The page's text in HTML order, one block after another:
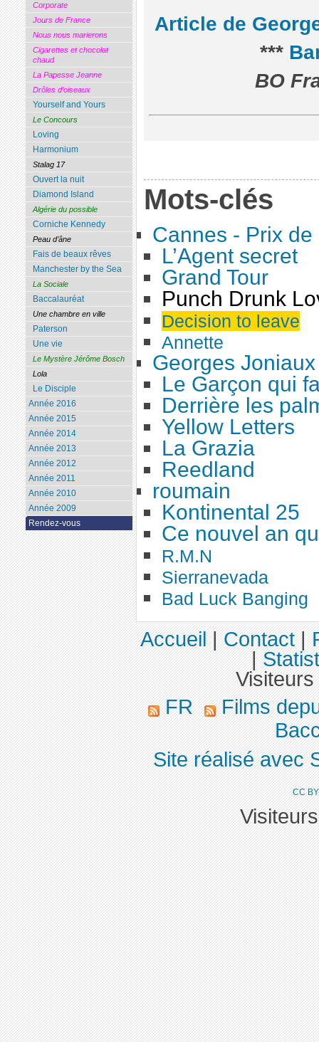
Article de
***
BO
Mots-clés
Cannes - Prix
L’Agent secret
Grand Tour
Punch Drunk
Decision to leave
Annette
Georges Joniaux
Le Garçon qui
Derrière les
Yellow Letters
La Grazia
Reedland
roumain
Kontinental 25
Ce nouvel an
R.M.N
Sierranevada
Bad Luck Banging
Corporate
Jours de France
Nous nous marierons
Cigarettes et chocolat
chaud
La Papesse Jeanne
Drôles d’oiseaux
Yourself and Yours
Le Concours
Loving
Harmonium
Stalag 17
Ouvert la nuit
Diamond Island
Algérie du possible
Corniche Kennedy
Peau d’âne
Fais de beaux rêves
Manchester by the Sea
La Sociale
Baccalauréat
Une chambre en ville
Paterson
Une vie
Le Mystère Jérôme Bosch
Lola
Le Disciple
Année 2016
Année 2015
Année 2014
Année 2013
Année 2012
Année 2011
Année 2010
Année 2009
Rendez-vous
Accueil|Contact|
|
FR
Films
Site réalisé avec
CC